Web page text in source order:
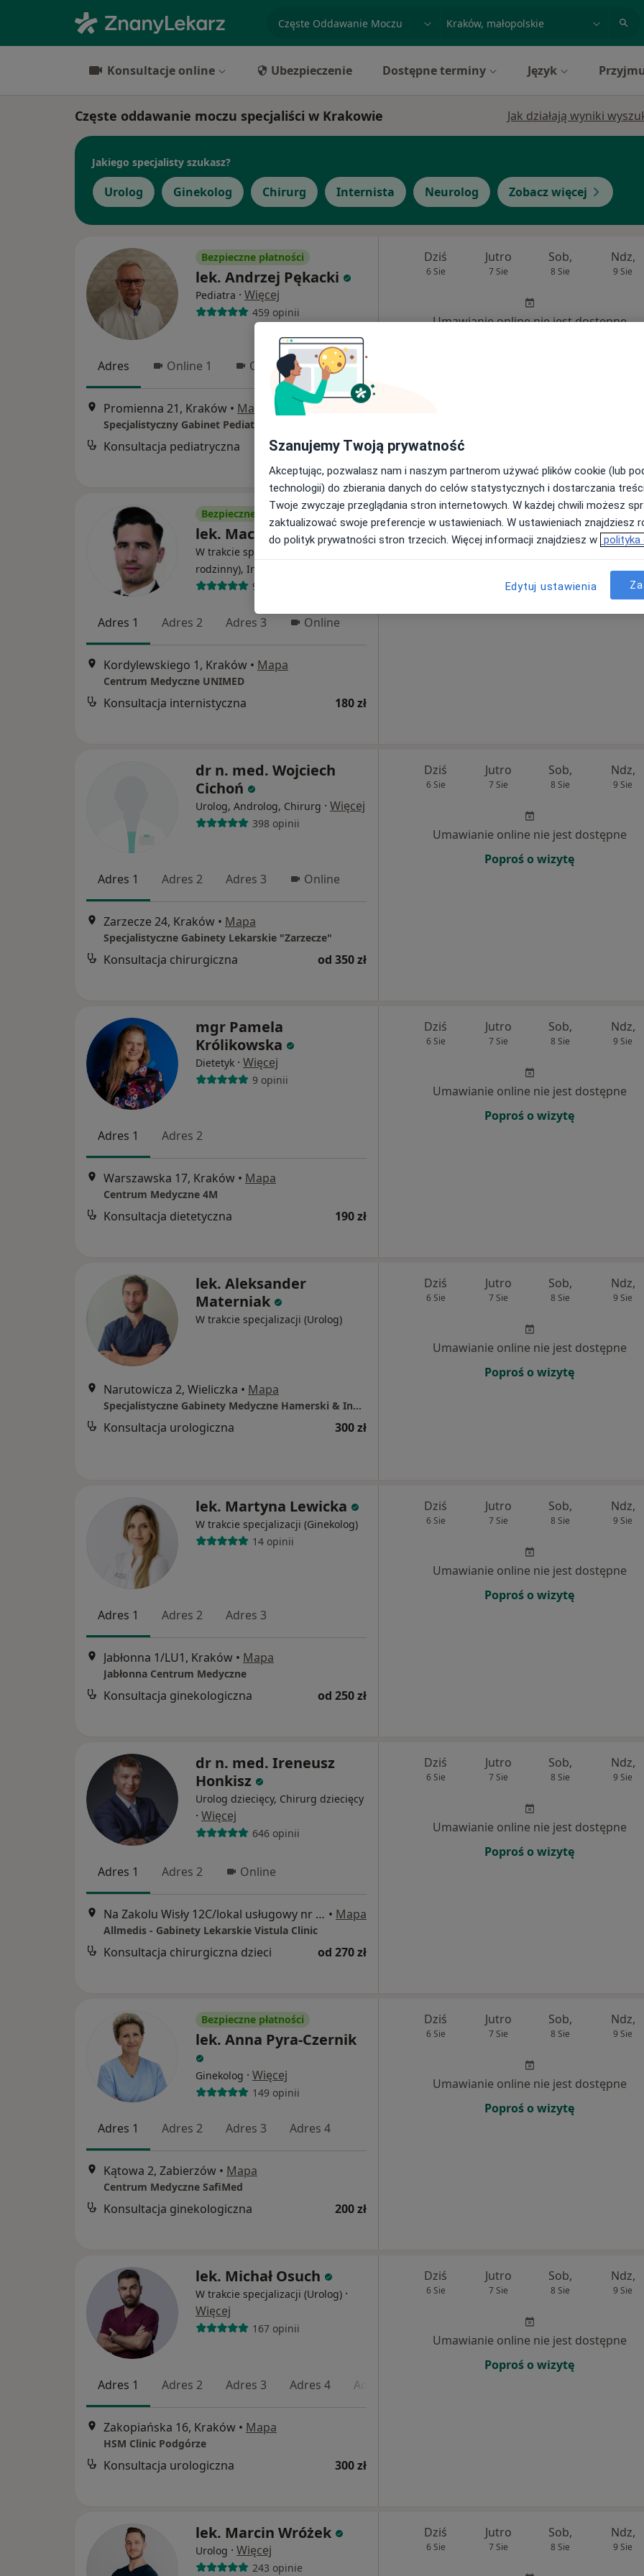
miasto lub dzielnica
Konsultacje online Ubezpieczenie Dostępne terminy Język
Częste oddawanie moczu specjaliści w Krakowie Jak działają wyniki
Jakiego specjalisty szukasz?
Urolog Ginekolog Chirurg Internista Neurolog Zobacz więcej
Bezpieczne płatności
lek. Andrzej Pękacki
Pediatra · Więcej
459 opinii
Adres Online 1 Online 2
Promienna 21, Kraków • Mapa
Konsultacja pediatryczna 300 zł
Dziś
6 Sie
Jutro
7 Sie
Sob,
8 Sie
Ndz,
9 Sie
Umawianie online nie jest dostępne
Bezpieczne płatności
lek. Maciej Małecki
W trakcie specjalizacji (Lekarz
rodzinny), Internista
99 opinii
Adres 1 Adres 2 Adres 3 Online
Kordylewskiego 1, Kraków • Mapa
Centrum Medyczne UNIMED
Konsultacja internistyczna 180 zł
Dziś
6 Sie
Jutro
7 Sie
Sob,
8 Sie
Ndz,
9 Sie
dr n. med. Wojciech
Cichoń
Urolog, Androlog, Chirurg · Więcej
398 opinii
Adres 1 Adres 2 Adres 3 Online
Zarzecze 24, Kraków • Mapa
Specjalistyczne Gabinety Lekarskie "Zarzecze"
Konsultacja chirurgiczna od 350 zł
Dziś
6 Sie
Jutro
7 Sie
Sob,
8 Sie
Ndz,
9 Sie
Umawianie online nie jest dostępne
Poproś o wizytę
mgr Pamela
Królikowska
Dietetyk · Więcej
9 opinii
Adres 1 Adres 2
Warszawska 17, Kraków • Mapa
Centrum Medyczne 4M
Konsultacja dietetyczna 190 zł
Dziś
6 Sie
Jutro
7 Sie
Sob,
8 Sie
Ndz,
9 Sie
Umawianie online nie jest dostępne
Poproś o wizytę
lek. Aleksander
Materniak
W trakcie specjalizacji (Urolog)
Narutowicza 2, Wieliczka • Mapa
Specjalistyczne Gabinety Medyczne Hamerski & Inglot
Konsultacja urologiczna 300 zł
Dziś
6 Sie
Jutro
7 Sie
Sob,
8 Sie
Ndz,
9 Sie
Umawianie online nie jest dostępne
Poproś o wizytę
lek. Martyna Lewicka
W trakcie specjalizacji (Ginekolog)
14 opinii
Adres 1 Adres 2 Adres 3
Jabłonna 1/LU1, Kraków • Mapa
Jabłonna Centrum Medyczne
Konsultacja ginekologiczna od 250 zł
Dziś
6 Sie
Jutro
7 Sie
Sob,
8 Sie
Ndz,
9 Sie
Umawianie online nie jest dostępne
Poproś o wizytę
dr n. med. Ireneusz
Honkisz
Urolog dziecięcy, Chirurg dziecięcy
· Więcej
646 opinii
Adres 1 Adres 2 Online
Na Zakolu Wisły 12C/lokal usługowy nr 2, Kraków • Mapa
Allmedis - Gabinety Lekarskie Vistula Clinic
Konsultacja chirurgiczna dzieci od 270 zł
Dziś
6 Sie
Jutro
7 Sie
Sob,
8 Sie
Ndz,
9 Sie
Umawianie online nie jest dostępne
Poproś o wizytę
Bezpieczne płatności
lek. Anna Pyra-Czernik
Ginekolog · Więcej
149 opinii
Adres 1 Adres 2 Adres 3 Adres 4
Kątowa 2, Zabierzów • Mapa
Centrum Medyczne SafiMed
Konsultacja ginekologiczna 200 zł
Dziś
6 Sie
Jutro
7 Sie
Sob,
8 Sie
Ndz,
9 Sie
Umawianie online nie jest dostępne
Poproś o wizytę
lek. Michał Osuch
W trakcie specjalizacji (Urolog) ·
Więcej
167 opinii
Adres 1 Adres 2 Adres 3 Adres 4 Adres 5
Zakopiańska 16, Kraków • Mapa
HSM Clinic Podgórze
Konsultacja urologiczna 300 zł
Dziś
6 Sie
Jutro
7 Sie
Sob,
8 Sie
Ndz,
9 Sie
Umawianie online nie jest dostępne
Poproś o wizytę
lek. Marcin Wróżek
Urolog · Więcej
243 opinie
Dziś
6 Sie
Jutro
7 Sie
Sob,
8 Sie
Ndz,
9 Sie
Szanujemy Twoją prywatność
Akceptując, pozwalasz nam i naszym partnerom używać plików cookie (lub
technologii) do zbierania danych do celów statystycznych i dostarczania
Twoje zwyczaje przeglądania stron internetowych. W każdej chwili możesz
zaktualizować swoje preferencje w ustawieniach. W ustawieniach znajdziesz
do polityk prywatności stron trzecich. Więcej informacji znajdziesz w polityka
Edytuj ustawienia